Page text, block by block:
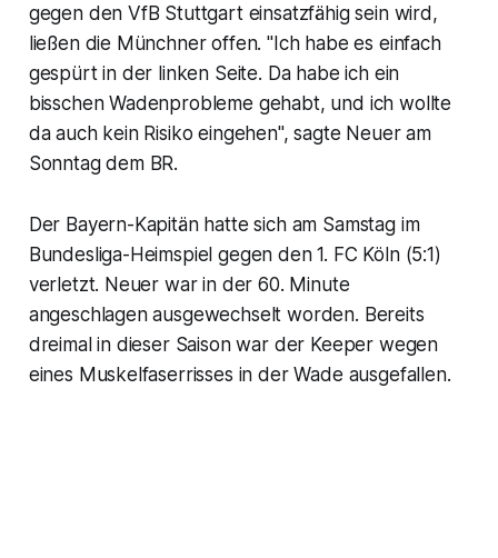
gegen den VfB Stuttgart einsatzfähig sein wird,
ließen die Münchner offen. "Ich habe es einfach
gespürt in der linken Seite. Da habe ich ein
bisschen Wadenprobleme gehabt, und ich wollte
da auch kein Risiko eingehen", sagte Neuer am
Sonntag dem BR.
Der Bayern-Kapitän hatte sich am Samstag im
Bundesliga-Heimspiel gegen den 1. FC Köln (5:1)
verletzt. Neuer war in der 60. Minute
angeschlagen ausgewechselt worden. Bereits
dreimal in dieser Saison war der Keeper wegen
eines Muskelfaserrisses in der Wade ausgefallen.